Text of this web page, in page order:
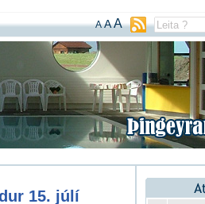
A AA
15. júlí